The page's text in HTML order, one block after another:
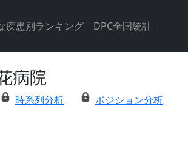
疾患別ランキング DPC全国統計
病院
時系列分析 ポジション分析